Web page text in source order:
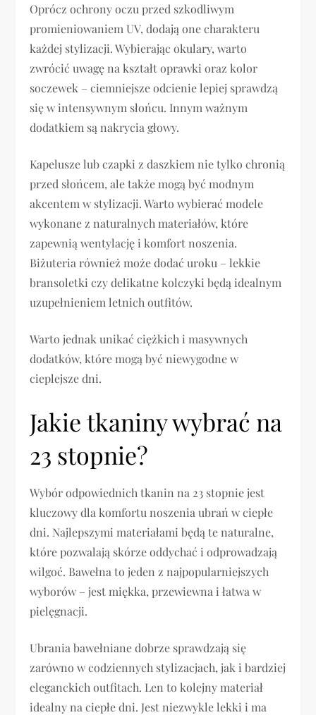
Oprócz ochrony oczu przed szkodliwym
promieniowaniem UV, dodają one charakteru
każdej stylizacji. Wybierając okulary, warto
zwrócić uwagę na kształt oprawki oraz kolor
soczewek – ciemniejsze odcienie lepiej sprawdzą
się w intensywnym słońcu. Innym ważnym
dodatkiem są nakrycia głowy.
Kapelusze lub czapki z daszkiem nie tylko chronią
przed słońcem, ale także mogą być modnym
akcentem w stylizacji. Warto wybierać modele
wykonane z naturalnych materiałów, które
zapewnią wentylację i komfort noszenia.
Biżuteria również może dodać uroku – lekkie
bransoletki czy delikatne kolczyki będą idealnym
uzupełnieniem letnich outfitów.
Warto jednak unikać ciężkich i masywnych
dodatków, które mogą być niewygodne w
cieplejsze dni.
Jakie tkaniny wybrać na
23 stopnie?
Wybór odpowiednich tkanin na 23 stopnie jest
kluczowy dla komfortu noszenia ubrań w ciepłe
dni. Najlepszymi materiałami będą te naturalne,
które pozwalają skórze oddychać i odprowadzają
wilgoć. Bawełna to jeden z najpopularniejszych
wyborów – jest miękka, przewiewna i łatwa w
pielęgnacji.
Ubrania bawełniane dobrze sprawdzają się
zarówno w codziennych stylizacjach, jak i bardziej
eleganckich outfitach. Len to kolejny materiał
idealny na ciepłe dni. Jest niezwykle lekki i ma